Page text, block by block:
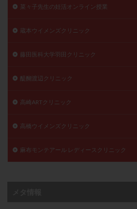
菜々子先生の妊活オンライン授業
蔵本ウイメンズクリニック
藤田医科大学羽田クリニック
醍醐渡辺クリニック
高崎ARTクリニック
高橋ウイメンズクリニック
麻布モンテアール レディースクリニック